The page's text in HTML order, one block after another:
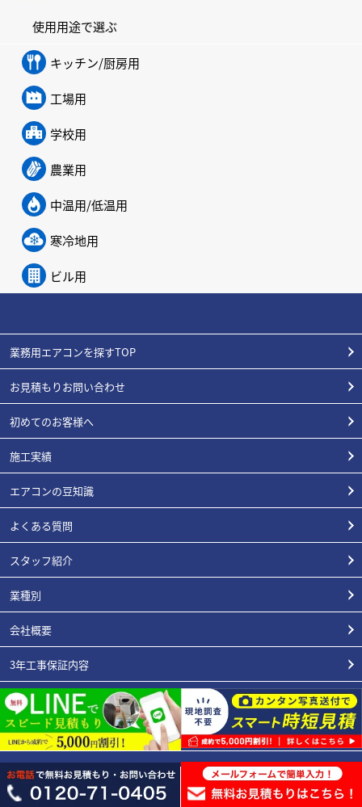
使用用途で選ぶ
キッチン/厨房用
工場用
学校用
農業用
中温用/低温用
寒冷地用
ビル用
業務用エアコンを探すTOP
お見積もりお問い合わせ
初めてのお客様へ
施工実績
エアコンの豆知識
よくある質問
スタッフ紹介
業種別
会社概要
3年工事保証内容
エアコン総本店が選ばれる理由
お支払い/リースについて
プライバシーポリシー
特定商取引表記